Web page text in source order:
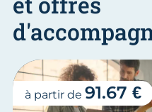
à partir de 91.67 €